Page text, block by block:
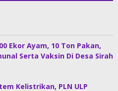
Ekor Ayam, 10 Ton Pakan,
Serta Vaksin Di Desa Sirah
Kelistrikan, PLN ULP